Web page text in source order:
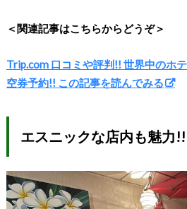
＜関連記事はこちらからどうぞ＞
Trip.com 口コミや評判!! 世界中のホ
空券予約!! この記事を読んでみる
エスニックな店内も魅力!!